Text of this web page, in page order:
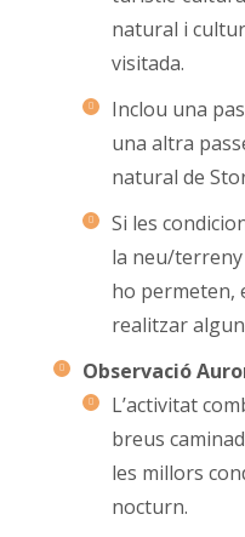
natural i
visitada.
Inclou una
una altra
natural de
Si les
la neu/
ho permeten,
realitzar
Observació
L’activitat
breus
les millors
nocturn.